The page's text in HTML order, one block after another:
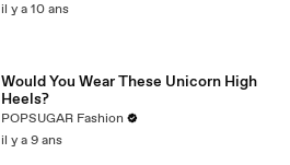
il y a 10 ans
Would You Wear These Unicorn High
Heels?
POPSUGAR Fashion
il y a 9 ans